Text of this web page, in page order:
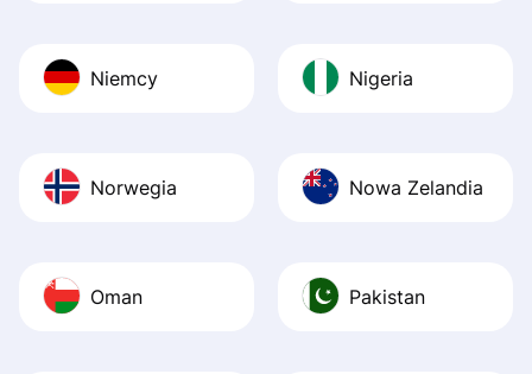
Niemcy Nigeria
Norwegia Nowa Zelandia
Oman Pakistan